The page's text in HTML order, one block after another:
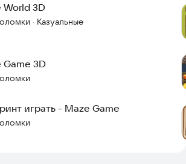
World 3D
· Казуальные
Game 3D
играть - Maze Game